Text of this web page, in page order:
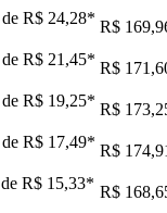
R$ 24,28* R$
R$ 21,45* R$
R$ 19,25* R$
R$ 17,49* R$
R$ 15,33* R$